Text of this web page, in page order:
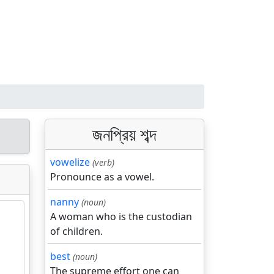
জনপ্রিয় শব্দ
vowelize (verb)
Pronounce as a vowel.
nanny (noun)
A woman who is the custodian
of children.
best (noun)
The supreme effort one can